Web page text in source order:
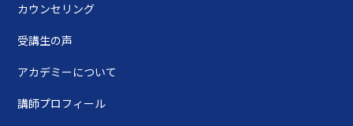
カウンセリング
受講生の声
アカデミーについて
講師プロフィール